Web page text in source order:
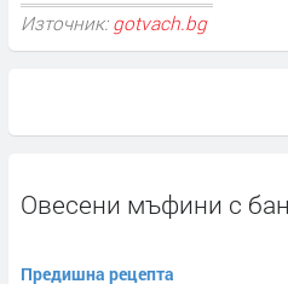
Източник: gotvach.bg
Овесени мъфини с
Предишна рецепта